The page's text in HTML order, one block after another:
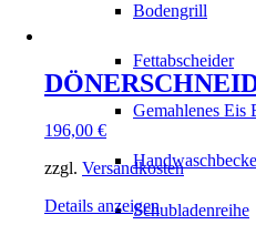
Bodengrill
Fettabscheider
Gemahlenes Eis
Schubladenreihe
196,00 €
zzgl. Versandkosten
Details anzeigen